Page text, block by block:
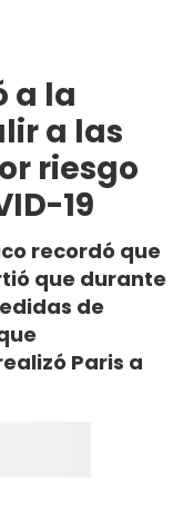
a la
a las
riesgo
19
recordó que
que durante
de
Paris a